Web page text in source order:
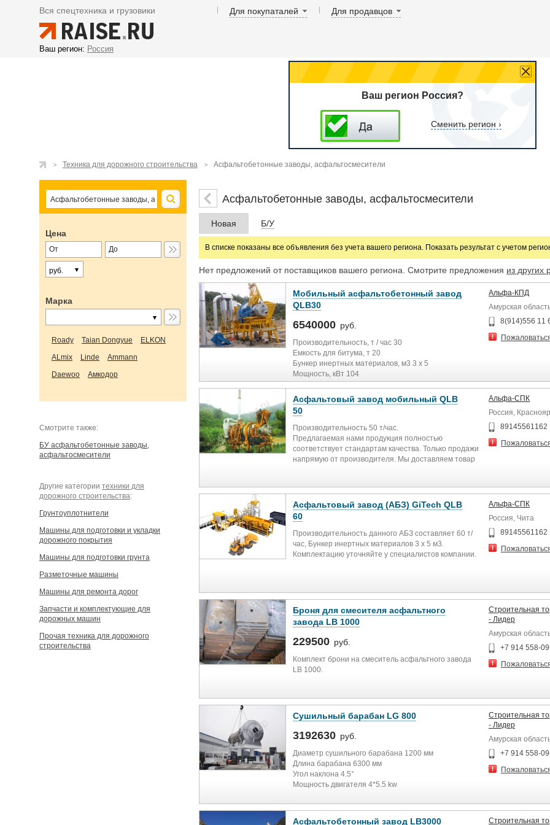
Вся спецтехника и грузовики Для покупаталей Для продавцов
Ваш регион: Россия
Ваш регион Россия?
Сменить регион ›
Техника для дорожного строительства Асфальтобетонные заводы, асфальтосмесители
Цена
руб.
Марка
Roady Taian Dongyue
ELKON
ALmix
Linde
Ammann
Daewoo
Амкодор
Cмотрите также:
БУ асфальтобетонные заводы,
асфальтосмесители
Другие категории техники для
дорожного строительства:
Грунтоуплотнители
Машины для подготовки и укладки
дорожного покрытия
Машины для подготовки грунта
Разметочные машины
Машины для ремонта дорог
Запчасти и комплектующие для
дорожных машин
Прочая техника для дорожного
строительства
Асфальтобетонные заводы, асфальтосмесители
Новая Б/У
В списке показаны все объявления без учета вашего региона. Показать результат с учетом
Нет предложений от поставщиков вашего региона. Смотрите предложения из других
Мобильный асфальтобетонный завод
QLB30
6540000 руб.
Производительность, т / час 30
Емкость для битума, т 20
Бункер инертных материалов, м3 3 x 5
Мощность, кВт 104
Альфа-КПД
Амурская
8(914)556 11
Асфальтовый завод мобильный QLB
50
Производительность 50 т/час.
Предлагаемая нами продукция полностью
соответствует стандартам качества. Только продажи
напрямую от производителя. Мы доставляем товар
Альфа-СПК
Россия,
89145561162
Асфальтовый завод (АБЗ) GiTech QLB
60
Производительность данного АБЗ составляет 60 т/
час, Бункер инертных материалов 3 x 5 м3.
Комплектацию уточняйте у специалистов компании.
Альфа-СПК
Россия, Чита
89145561162
Броня для смесителя асфальтного
завода LB 1000
229500 руб.
Комплект брони на смеситель асфальтного завода
LB 1000.
Срок поставки 20 дней до Благовещенска
У нас можно купить промышленное оборудование,
комплектующие и запчасти по ценам
производителей.
Предлагаем комплексные решения для
промышленных и строительных предприятий:
консультируем по вопросам выбора оборудования и
доставляем новую технику из КНР. Для юридических
лиц предоставляем лизинговые услуги.
Строительная
- Лидер
Амурская
+7 914 558-
Сушильный барабан LG 800
3192630 руб.
Диаметр сушильного барабана 1200 мм
Длина барабана 6300 мм
Угол наклона 4.5°
Мощность двигателя 4*5.5 kw
Строительная
- Лидер
Амурская
+7 914 558-
Асфальтобетонный завод LB3000
Строительная